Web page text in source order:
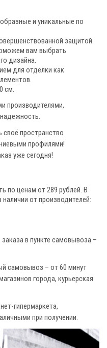
и уникальные по
защитой.
вам выбрать
дизайна.
для отделки как
см.
производителями,
своё пространство
профилями!
уже сегодня!
по ценам от 289 рублей. В
от производителей:
в пункте самовывоза –
самовывоз – от 60 минут
города, курьерская
гипермаркета,
при получении.